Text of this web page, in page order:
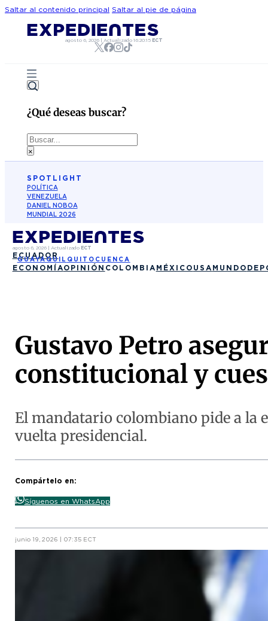
Saltar al contenido principal Saltar al pie de página
agosto 6, 2026| Actualizado 16:20:15 ECT
¿Qué deseas buscar?
Buscar
×
SPOTLIGHT
POLÍTICA
VENEZUELA
DANIEL NOBOA
MUNDIAL 2026
agosto 6, 2026| Actualizado ECT
ECUADOR
GUAYAQUIL QUITO CUENCA
ECONOMÍAOPINIÓN COLOMBIA MÉXICO USA MUNDO
Gustavo Petro
constitucional y
El mandatario colombiano pide a la
vuelta presidencial.
Compártelo en:
Síguenos en WhatsApp
junio 19, 2026 | 07:35 ECT